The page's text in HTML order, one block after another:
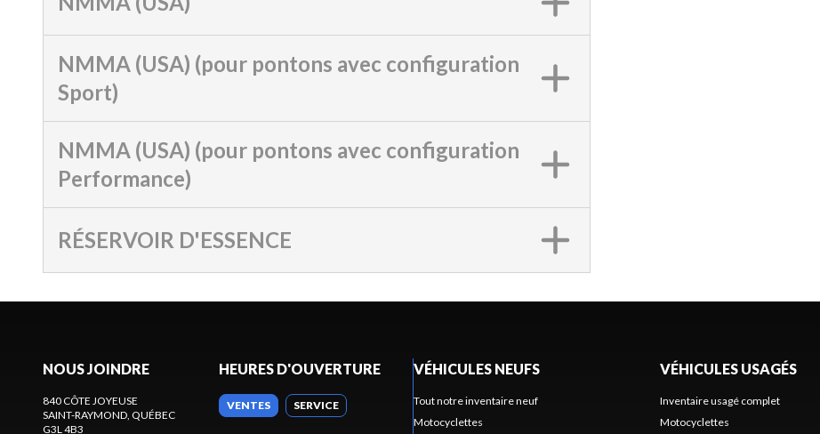
NMMA (USA) (pour pontons avec configuration
Sport)
NMMA (USA) (pour pontons avec configuration
Performance)
RÉSERVOIR D'ESSENCE
NOUS JOINDRE
840 CÔTE JOYEUSE
SAINT-RAYMOND , QUÉBEC
G3L 4B3
HEURES D'OUVERTURE
VENTES SERVICE
VÉHICULES NEUFS
Tout notre inventaire neuf
Motocyclettes
VÉHICULES USAGÉS
Inventaire usagé complet
Motocyclettes